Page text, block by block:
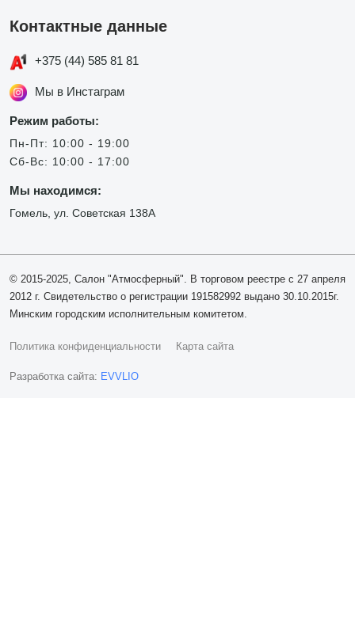
Контактные данные
+375 (44) 585 81 81
Мы в Инстаграм
Режим работы:
Пн-Пт: 10:00 - 19:00
Сб-Вс: 10:00 - 17:00
Мы находимся:
Гомель, ул. Советская 138А
© 2015-2025, Салон "Атмосферный". В торговом реестре с 27 апреля
2012 г. Свидетельство о регистрации 191582992 выдано 30.10.2015г.
Минским городским исполнительным комитетом.
Политика конфиденциальности Карта сайта
Разработка сайта: EVVLIO